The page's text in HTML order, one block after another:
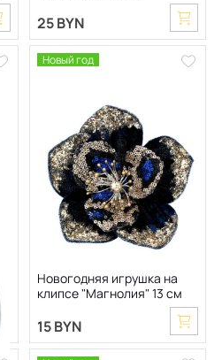
25 BYN
Новый год
Новогодняя игрушка на
клипсе "Магнолия" 13 см
15 BYN